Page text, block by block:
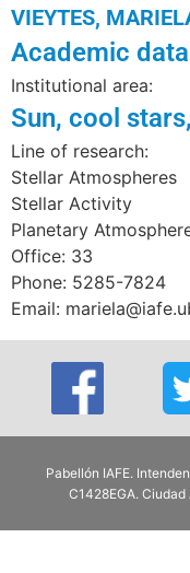
VIEYTES,
Academic data
Institutional area:
Sun, cool
Line of research:
Stellar Atmospheres
Stellar Activity
Planetary
Office: 33
Phone: 5285-7824
Email:
Pabellón IAFE.
C1428EGA.